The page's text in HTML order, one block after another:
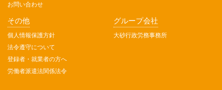
お問い合わせ
その他
個人情報保護方針
法令遵守について
登録者・就業者の方へ
労働者派遣法関係法令
グループ会社
大砂行政労務事務所